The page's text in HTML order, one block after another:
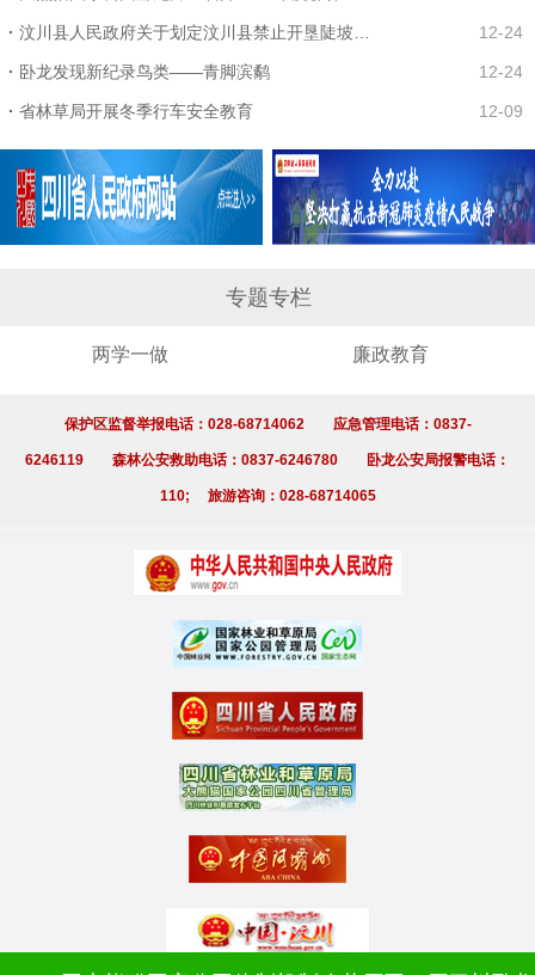
12-24
卧龙发现新纪录鸟类——青脚滨鹬 12-24
省林草局开展冬季行车安全教育 12-09
专题专栏
两学一做 廉政教育
保护区监督举报电话：028-68714062 应急管理电话：0837-
6246119 森林公安救助电话：0837-6246780 卧龙公安局报警电话：
110; 旅游咨询：028-68714065